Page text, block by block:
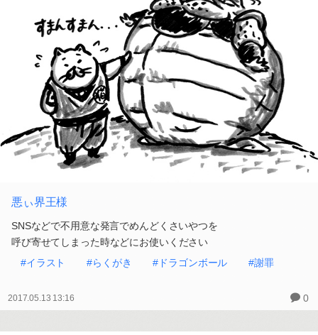
悪ぃ界王様
SNSなどで不用意な発言でめんどくさいやつを
呼び寄せてしまった時などにお使いください
#イラスト
#らくがき #ドラゴンボール #謝罪
2017.05.13 13:16 0